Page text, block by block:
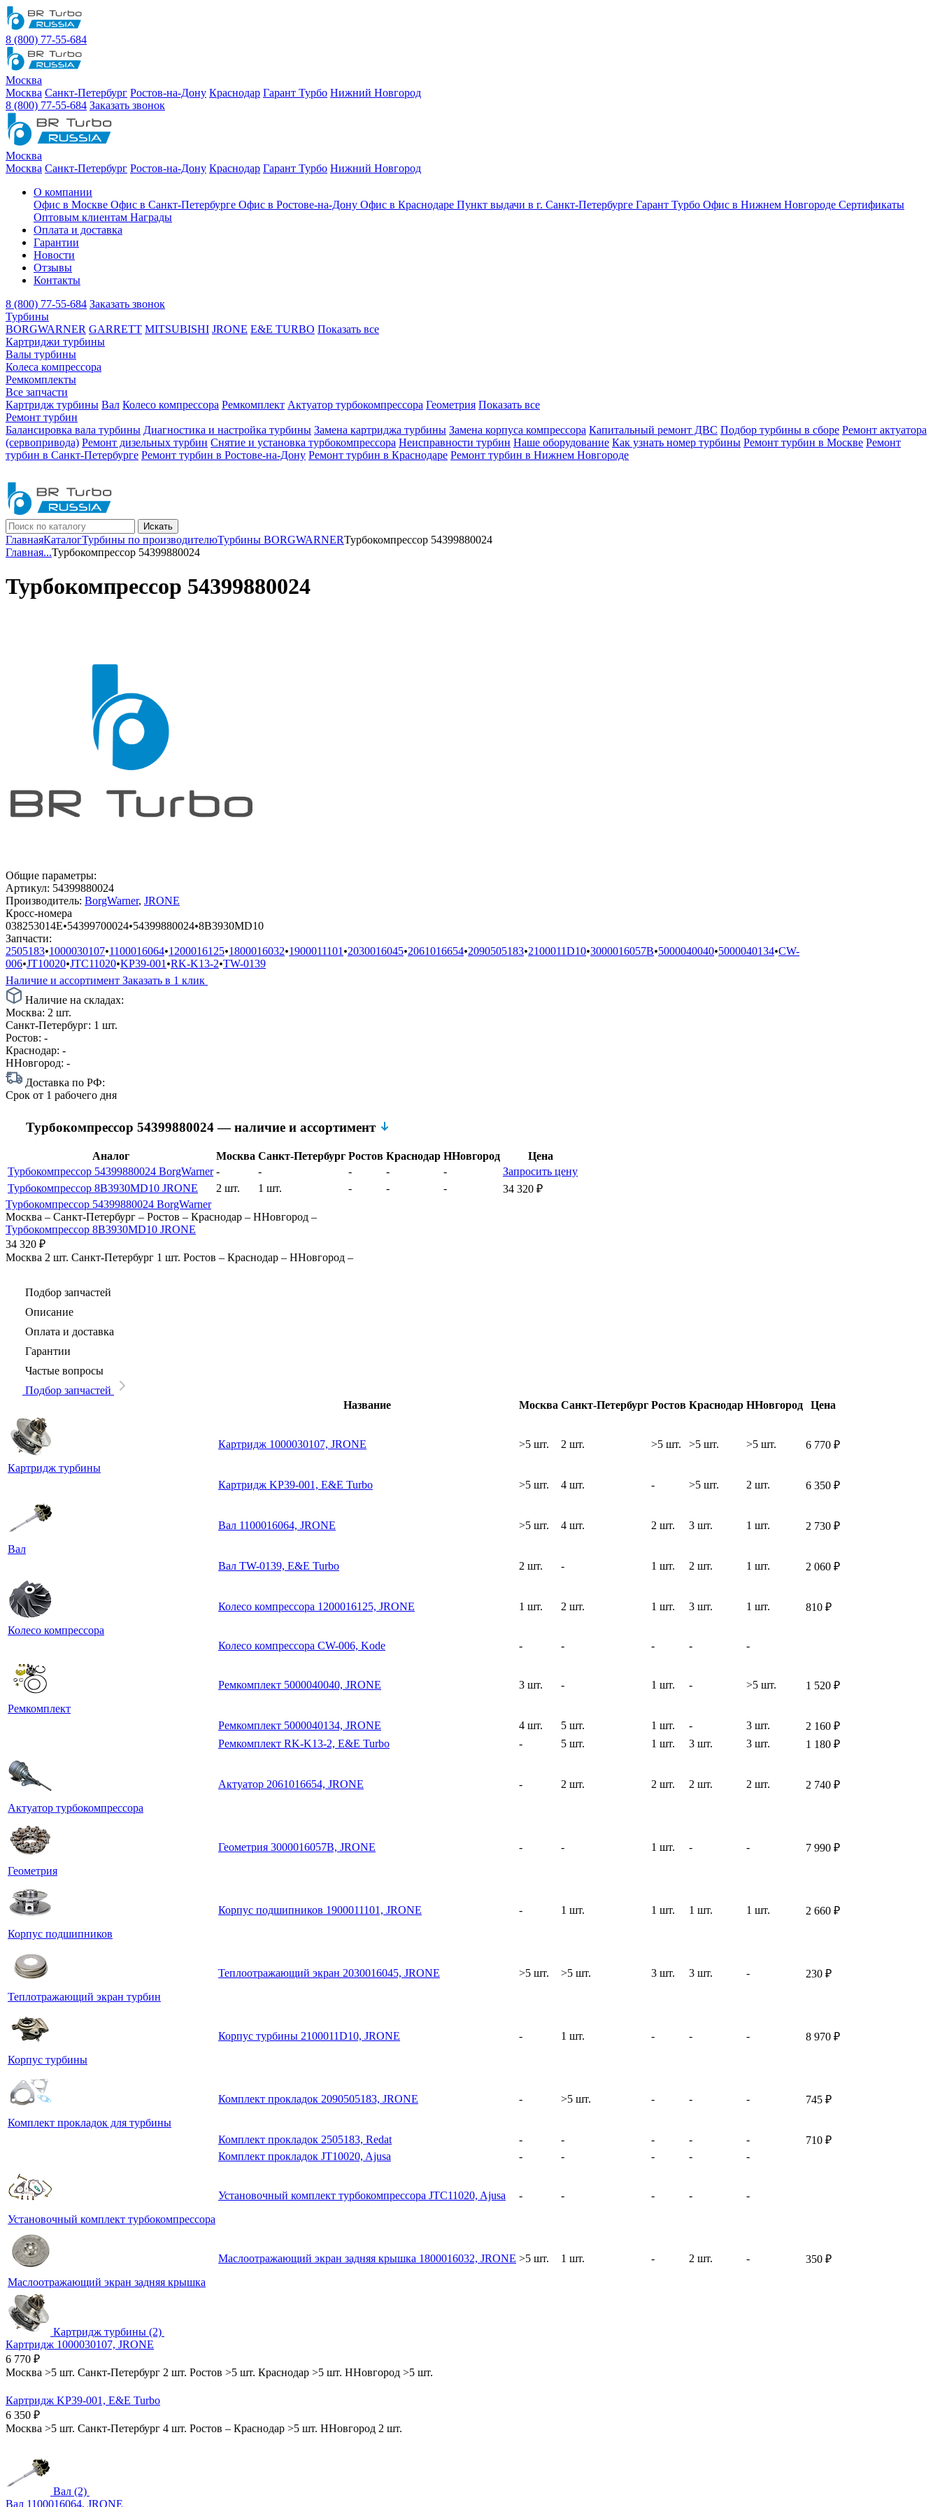
8 (800) 77-55-684
Москва
Москва Санкт-Петербург Ростов-на-Дону Краснодар Гарант Турбо Нижний Новгород
8 (800) 77-55-684 Заказать звонок
Москва
Москва Санкт-Петербург Ростов-на-Дону Краснодар Гарант Турбо Нижний Новгород
О компании
Офис в Москве Офис в Санкт-Петербурге Офис в Ростове-на-Дону Офис в Краснодаре Пункт выдачи в г. Санкт-Петербурге Гарант Турбо Офис в Нижнем Новгороде Сертификаты
Оптовым клиентам Награды
Оплата и доставка
Гарантии
Новости
Отзывы
Контакты
8 (800) 77-55-684 Заказать звонок
Турбины
BORGWARNER GARRETT MITSUBISHI JRONE E&E TURBO Показать все
Картриджи турбины
Валы турбины
Колеса компрессора
Ремкомплекты
Все запчасти
Картридж турбины Вал Колесо компрессора Ремкомплект Актуатор турбокомпрессора Геометрия Показать все
Ремонт турбин
Балансировка вала турбины Диагностика и настройка турбины Замена картриджа турбины Замена корпуса компрессора Капитальный ремонт ДВС Подбор турбины в сборе Ремонт актуатора
(сервопривода) Ремонт дизельных турбин Снятие и установка турбокомпрессора Неисправности турбин Наше оборудование Как узнать номер турбины Ремонт турбин в Москве Ремонт
турбин в Санкт-Петербурге Ремонт турбин в Ростове-на-Дону Ремонт турбин в Краснодаре Ремонт турбин в Нижнем Новгороде
Искать
ГлавнаяКаталогТурбины по производителюТурбины BORGWARNERТурбокомпрессор 54399880024
Главная...Турбокомпрессор 54399880024
Турбокомпрессор 54399880024
Общие параметры:
Артикул: 54399880024
Производитель: BorgWarner, JRONE
Кросс-номера
038253014E•54399700024•54399880024•8B3930MD10
Запчасти:
2505183•1000030107•1100016064•1200016125•1800016032•1900011101 •2030016045•2061016654•2090505183•2100011D10•3000016057B•5000040040•5000040134•CW-
006•JT10020•JTC11020•KP39-001 •RK-K13-2•TW-0139
Наличие и ассортимент Заказать в 1 клик
Наличие на складах:
Москва: 2 шт.
Санкт-Петербург: 1 шт.
Ростов: -
Краснодар: -
ННовгород: -
Доставка по РФ:
Срок от 1 рабочего дня
Турбокомпрессор 54399880024 — наличие и ассортимент
Аналог Москва Санкт-Петербург Ростов Краснодар ННовгород
Цена
Турбокомпрессор 54399880024 BorgWarner - - - - -
Запросить цену
Турбокомпрессор 8B3930MD10 JRONE
2 шт. 1 шт. - - - 34 320 ₽
Турбокомпрессор 54399880024 BorgWarner
Москва – Санкт-Петербург – Ростов – Краснодар – ННовгород –
Турбокомпрессор 8B3930MD10 JRONE
34 320 ₽
Москва 2 шт. Санкт-Петербург 1 шт. Ростов – Краснодар – ННовгород –
Подбор запчастей
Описание
Оплата и доставка
Гарантии
Частые вопросы
Подбор запчастей
Название
Москва Санкт-Петербург Ростов Краснодар ННовгород Цена
Картридж турбины
Картридж 1000030107, JRONE >5 шт. 2 шт. >5 шт. >5 шт. >5 шт. 6 770 ₽
Картридж KP39-001, E&E Turbo >5 шт. 4 шт. - >5 шт. 2 шт. 6 350 ₽
Вал
Вал 1100016064, JRONE >5 шт. 4 шт. 2 шт. 3 шт. 1 шт. 2 730 ₽
Вал TW-0139, E&E Turbo 2 шт. - 1 шт. 2 шт. 1 шт. 2 060 ₽
Колесо компрессора
Колесо компрессора 1200016125, JRONE 1 шт. 2 шт. 1 шт. 3 шт. 1 шт. 810 ₽
Колесо компрессора CW-006, Kode - - - - -
Ремкомплект
Ремкомплект 5000040040, JRONE 3 шт. - 1 шт. - >5 шт. 1 520 ₽
Ремкомплект 5000040134, JRONE 4 шт. 5 шт. 1 шт. - 3 шт. 2 160 ₽
Ремкомплект RK-K13-2, E&E Turbo
- 5 шт. 1 шт. 3 шт. 3 шт. 1 180 ₽
Актуатор турбокомпрессора
Актуатор 2061016654, JRONE - 2 шт. 2 шт. 2 шт. 2 шт. 2 740 ₽
Геометрия
Геометрия 3000016057B, JRONE - - 1 шт. - - 7 990 ₽
Корпус подшипников
Корпус подшипников 1900011101, JRONE - 1 шт. 1 шт. 1 шт. 1 шт. 2 660 ₽
Теплотражающий экран турбин
Теплоотражающий экран 2030016045, JRONE >5 шт. >5 шт. 3 шт. 3 шт. - 230 ₽
Корпус турбины
Корпус турбины 2100011D10, JRONE - 1 шт. - - - 8 970 ₽
Комплект прокладок для турбины
Комплект прокладок 2090505183, JRONE - >5 шт. - - - 745 ₽
Комплект прокладок 2505183, Redat - - - - - 710 ₽
Комплект прокладок JT10020, Ajusa
- - - - -
Установочный комплект турбокомпрессора
Установочный комплект турбокомпрессора JTC11020, Ajusa - - - - -
Маслоотражающий экран задняя крышка
Маслоотражающий экран задняя крышка 1800016032, JRONE >5 шт. 1 шт. - 2 шт. - 350 ₽
Картридж турбины (2)
Картридж 1000030107, JRONE
6 770 ₽
Москва >5 шт. Санкт-Петербург 2 шт. Ростов >5 шт. Краснодар >5 шт. ННовгород >5 шт.
Картридж KP39-001, E&E Turbo
6 350 ₽
Москва >5 шт. Санкт-Петербург 4 шт. Ростов – Краснодар >5 шт. ННовгород 2 шт.
Вал (2)
Вал 1100016064, JRONE